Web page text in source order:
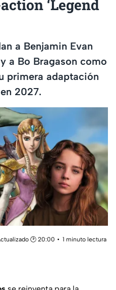
‘Legend
a Benjamin Evan
a Bo Bragason como
primera adaptación
2027.
🕑 20:00
1 minuto lectura